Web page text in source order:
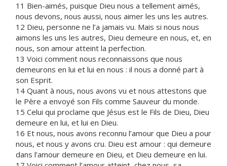
11 Bien-aimés, puisque Dieu nous a tellement aimés,
nous devons, nous aussi, nous aimer les uns les autres.
12 Dieu, personne ne l’a jamais vu. Mais si nous nous
aimons les uns les autres, Dieu demeure en nous, et, en
nous, son amour atteint la perfection.
13 Voici comment nous reconnaissons que nous
demeurons en lui et lui en nous : il nous a donné part à
son Esprit.
14 Quant à nous, nous avons vu et nous attestons que
le Père a envoyé son Fils comme Sauveur du monde.
15 Celui qui proclame que Jésus est le Fils de Dieu, Dieu
demeure en lui, et lui en Dieu.
16 Et nous, nous avons reconnu l’amour que Dieu a pour
nous, et nous y avons cru. Dieu est amour : qui demeure
dans l’amour demeure en Dieu, et Dieu demeure en lui.